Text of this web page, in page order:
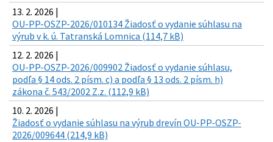
13. 2. 2026 |
OU-PP-OSZP-2026/010134 Žiadosť o vydanie súhlasu na
výrub v k. ú. Tatranská Lomnica (114,7 kB)
12. 2. 2026 |
OU-PP-OSZP-2026/009902 Žiadosť o vydanie súhlasu,
podľa § 14 ods. 2 písm. c) a podľa § 13 ods. 2 písm. h)
zákona č. 543/2002 Z.z. (112,9 kB)
10. 2. 2026 |
Žiadosť o vydanie súhlasu na výrub drevín OU-PP-OSZP-
2026/009644 (214,9 kB)